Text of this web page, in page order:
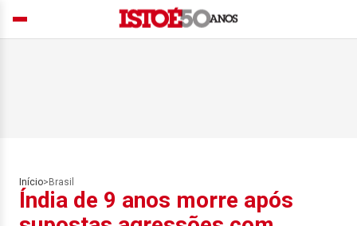
Início> Brasil
Índia de 9 anos morre após